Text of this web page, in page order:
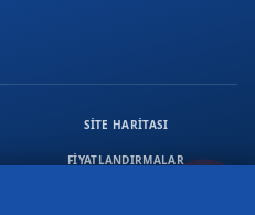
SITE HARITASI
FIYATLANDIRMALAR